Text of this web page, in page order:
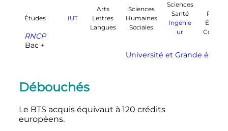
Études
RNCP
Bac +
IUT
Arts
Lettres
Langues
Sciences
Humaines
Sociales
Sciences
Santé
Ingénie
ur
Université et Grande école
Débouchés
Le BTS acquis équivaut à 120 crédits
européens.